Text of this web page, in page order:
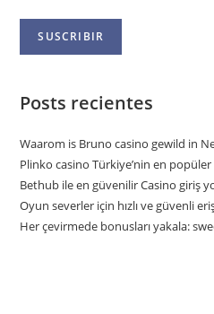
Posts recientes
Waarom is Bruno casino gewild in
Plinko casino Türkiye’nin en popüler
Bethub ile en güvenilir Casino giriş
Oyun severler için hızlı ve güvenli
Her çevirmede bonusları yakala: